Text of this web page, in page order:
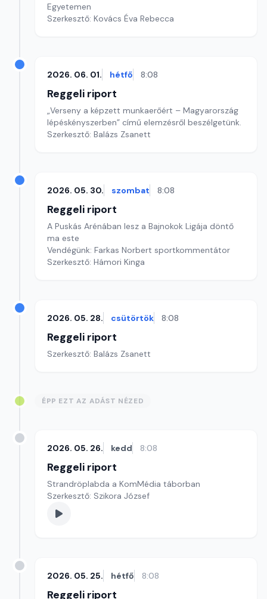
Egyetemen
Szerkesztő: Kovács Éva Rebecca
2026. 06. 01. hétfő 8:08
Reggeli riport
„Verseny a képzett munkaerőért – Magyarország
lépéskényszerben” című elemzésről beszélgetünk.
Szerkesztő: Balázs Zsanett
2026. 05. 30. szombat 8:08
Reggeli riport
A Puskás Arénában lesz a Bajnokok Ligája döntő
ma este
Vendégünk: Farkas Norbert sportkommentátor
Szerkesztő: Hámori Kinga
2026. 05. 28. csütörtök 8:08
Reggeli riport
Szerkesztő: Balázs Zsanett
ÉPP EZT AZ ADÁST NÉZED
2026. 05. 26. kedd 8:08
Reggeli riport
Strandröplabda a KomMédia táborban
Szerkesztő: Szikora József
2026. 05. 25. hétfő 8:08
Reggeli riport